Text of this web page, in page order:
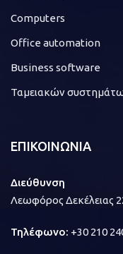
Computers
Office automation
Business software
Ταμειακών
ΕΠΙΚΟΙΝΩΝΙΑ
Διεύθυνση
Λεωφόρος Δεκέλειας
Τηλέφωνο: +30 210